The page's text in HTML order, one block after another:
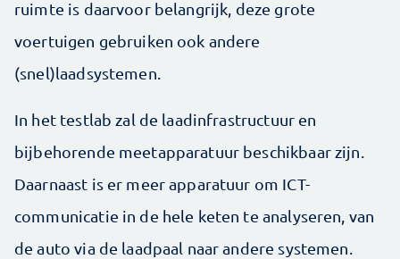
ruimte is daarvoor belangrijk, deze grote
voertuigen gebruiken ook andere
(snel)laadsystemen.
In het testlab zal de laadinfrastructuur en
bijbehorende meetapparatuur beschikbaar zijn.
Daarnaast is er meer apparatuur om ICT-
communicatie in de hele keten te analyseren, van
de auto via de laadpaal naar andere systemen.